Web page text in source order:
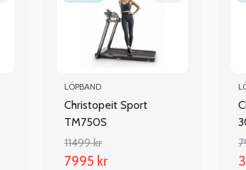
LÖPBAND
Christopeit Sport
TM750S
11499 kr
7995 kr